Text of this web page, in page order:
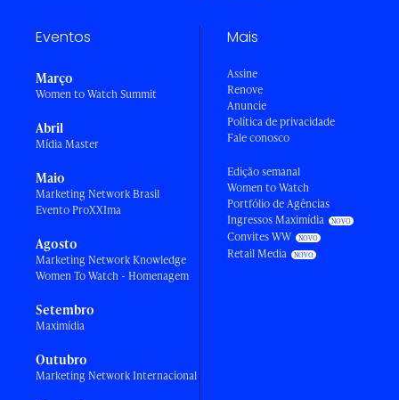
Eventos
Março
Women to Watch Summit
Abril
Mídia Master
Maio
Marketing Network Brasil
Evento ProXXIma
Agosto
Marketing Network Knowledge
Women To Watch - Homenagem
Setembro
Maximídia
Outubro
Marketing Network Internacional
Mais
Assine
Renove
Anuncie
Política de privacidade
Fale conosco
Edição semanal
Women to Watch
Portfólio de Agências
Ingressos Maximídia
Convites WW
Retail Media